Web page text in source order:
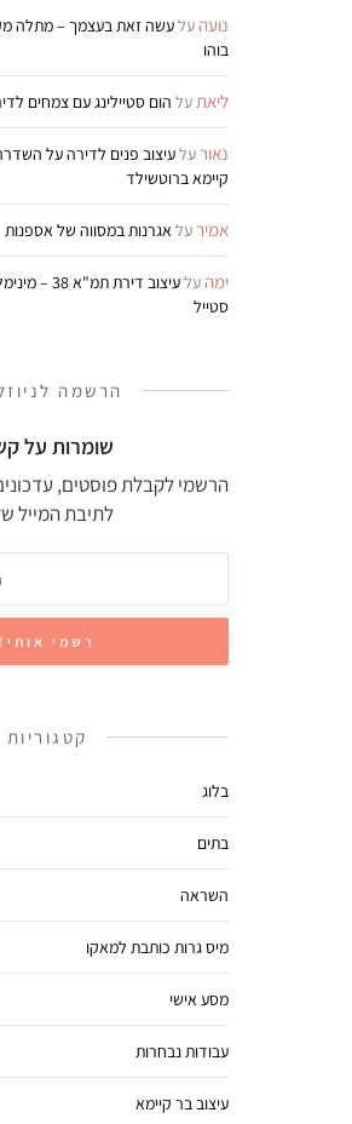
נועה עלעשה זאת בעצמך – מתלה
בוהו
ליאתעל הום סטיילינג עם צמחים
נאורעלעיצוב פנים לדירה על
קיימא ברוטשילד
אמירעל אגרנות במסווה של אספנות
ימה על
עיצוב דירת
סטייל
הרשמה
שומרות על
הרשמי לקבלת פוסטים,
לתיבת המייל
קטגוריות
בלוג
בתים
השראה
מיס גרות כותבת למאקו
מסע אישי
עבודות נבחרות
עיצוב בר קיימא